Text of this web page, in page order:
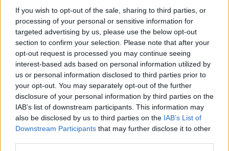
If you wish to opt-out of the sale, sharing to third parties, or
processing of your personal or sensitive information for
targeted advertising by us, please use the below opt-out
section to confirm your selection. Please note that after your
opt-out request is processed you may continue seeing
interest-based ads based on personal information utilized by
us or personal information disclosed to third parties prior to
your opt-out. You may separately opt-out of the further
disclosure of your personal information by third parties on the
IAB’s list of downstream participants. This information may
also be disclosed by us to third parties on the IAB’s List of
Downstream Participants that may further disclose it to other
Név
E-mail cím
Feliratkozom a hírlevélre és elfogadom azadatvédelmi
szabályzatot!
FELIRATKOZÁS